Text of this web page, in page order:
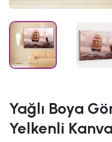
Yağlı Boya
Yelkenli